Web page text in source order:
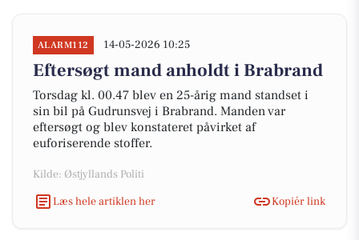
ALARM112 14-05-2026 10:25
Eftersøgt mand anholdt i Brabrand
Torsdag kl. 00.47 blev en 25-årig mand standset i
sin bil på Gudrunsvej i Brabrand. Manden var
eftersøgt og blev konstateret påvirket af
euforiserende stoffer.
Kilde: Østjyllands Politi
Læs hele artiklen her
Kopiér link